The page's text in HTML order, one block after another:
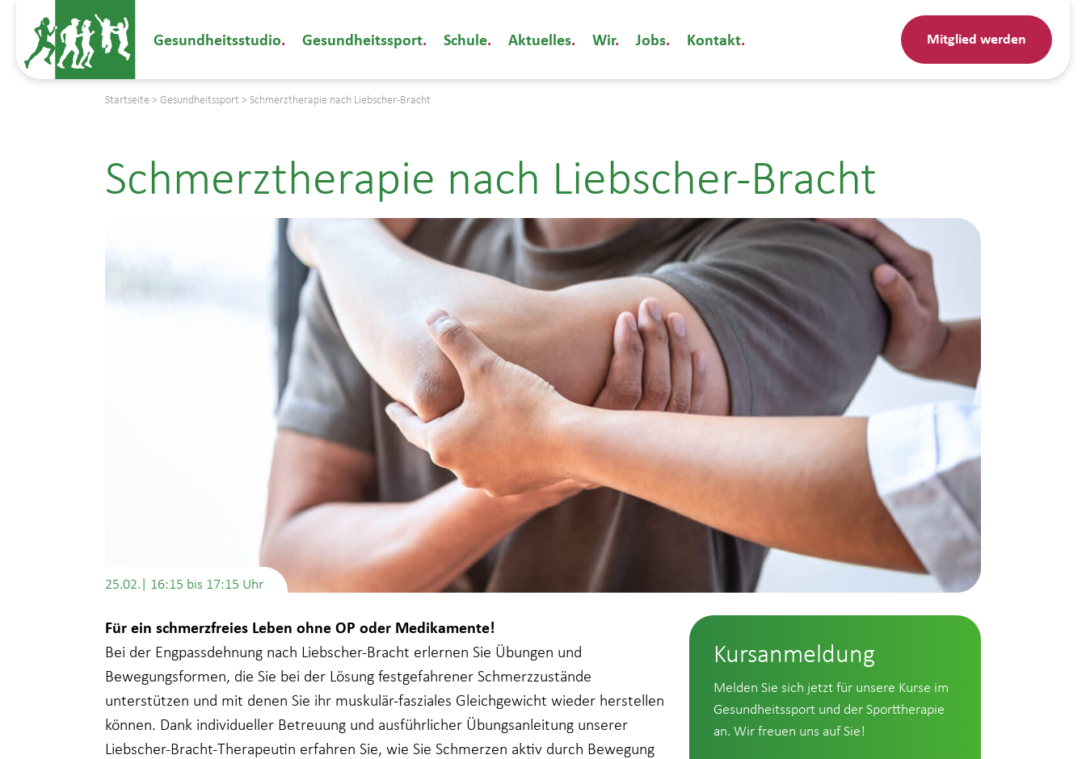
Gesundheitsstudio Gesundheitssport Schule Aktuelles Wir Jobs Kontakt Mitglied werden
Startseite > Gesundheitssport > Schmerztherapie nach Liebscher-Bracht
Schmerztherapie nach Liebscher-Bracht
25.02.| 16:15 bis 17:15
Für ein schmerzfreies Leben ohne OP oder Medikamente!
Bei der Engpassdehnung nach Liebscher-Bracht erlernen Sie Übungen und
Bewegungsformen, die Sie bei der Lösung festgefahrener Schmerzzustände
unterstützen und mit denen Sie ihr muskulär-fasziales Gleichgewicht wieder herstellen
können. Dank individueller Betreuung und ausführlicher Übungsanleitung unserer
Liebscher-Bracht-Therapeutin erfahren Sie, wie Sie Schmerzen aktiv durch Bewegung
Kursanmeldung
Melden Sie sich jetzt für unsere Kurse im
Gesundheitssport und der Sporttherapie
an. Wir freuen uns auf Sie!